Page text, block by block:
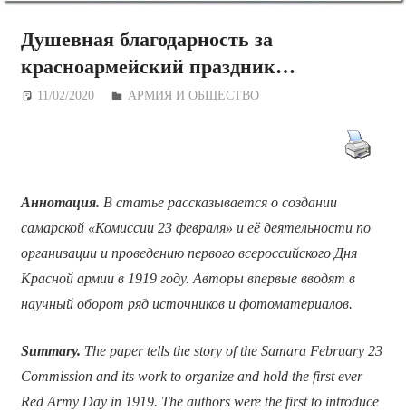
Душевная благодарность за
красноармейский праздник…
11/02/2020 Дежурный по Редакции
АРМИЯ И ОБЩЕСТВО
Аннотация. В статье рассказывается о создании
самарской «Комиссии 23 февраля» и её деятельности по
организации и проведению первого всероссийского Дня
Красной армии в 1919 году. Авторы впервые вводят в
научный оборот ряд источников и фотоматериалов.
Summary. The paper tells the story of the Samara February 23
Commission and its work to organize and hold the first ever
Red Army Day in 1919. The authors were the first to introduce